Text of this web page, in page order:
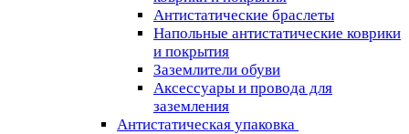
Антистатические браслеты
Напольные антистатические коврики
и покрытия
Заземлители обуви
Аксессуары и провода для
заземления
Антистатическая упаковка